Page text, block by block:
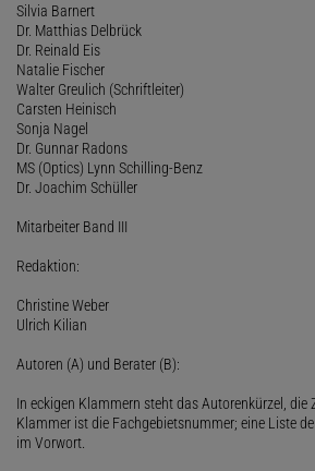
Silvia Barnert
Dr. Matthias Delbrück
Dr. Reinald Eis
Natalie Fischer
Walter Greulich (Schriftleiter)
Carsten Heinisch
Sonja Nagel
Dr. Gunnar Radons
MS (Optics) Lynn Schilling-Benz
Dr. Joachim Schüller
Mitarbeiter Band III
Redaktion:
Christine Weber
Ulrich Kilian
Autoren (A) und Berater (B):
In eckigen Klammern steht das Autorenkürzel, die
Klammer ist die Fachgebietsnummer; eine Liste
im Vorwort.